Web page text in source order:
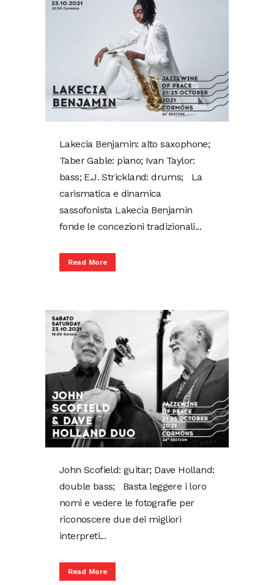
Lakecia Benjamin: alto saxophone;
Taber Gable: piano; Ivan Taylor:
bass; E.J. Strickland: drums; La
carismatica e dinamica
sassofonista Lakecia Benjamin
fonde le concezioni tradizionali...
Read More
John Scofield: guitar; Dave Holland:
double bass; Basta leggere i loro
nomi e vedere le fotografie per
riconoscere due dei migliori
interpreti...
Read More